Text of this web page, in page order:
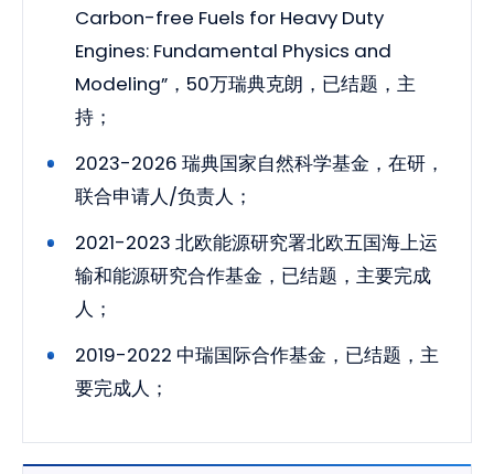
Carbon-free Fuels for Heavy Duty
Engines: Fundamental Physics and
Modeling”，50万瑞典克朗，已结题，主
持；
2023-2026 瑞典国家自然科学基金，在研，
联合申请人/负责人；
2021-2023 北欧能源研究署北欧五国海上运
输和能源研究合作基金，已结题，主要完成
人；
2019-2022 中瑞国际合作基金，已结题，主
要完成人；